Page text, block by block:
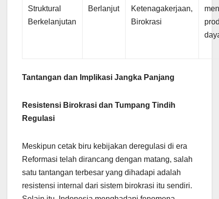
Struktural
Berkelanjutan
Berlanjut
Ketenagakerjaan,
Birokrasi
Tantangan dan Implikasi Jangka Panjang
Resistensi Birokrasi dan Tumpang Tindih
Regulasi
Meskipun cetak biru kebijakan deregulasi di era
Reformasi telah dirancang dengan matang, salah
satu tantangan terbesar yang dihadapi adalah
resistensi internal dari sistem birokrasi itu sendiri.